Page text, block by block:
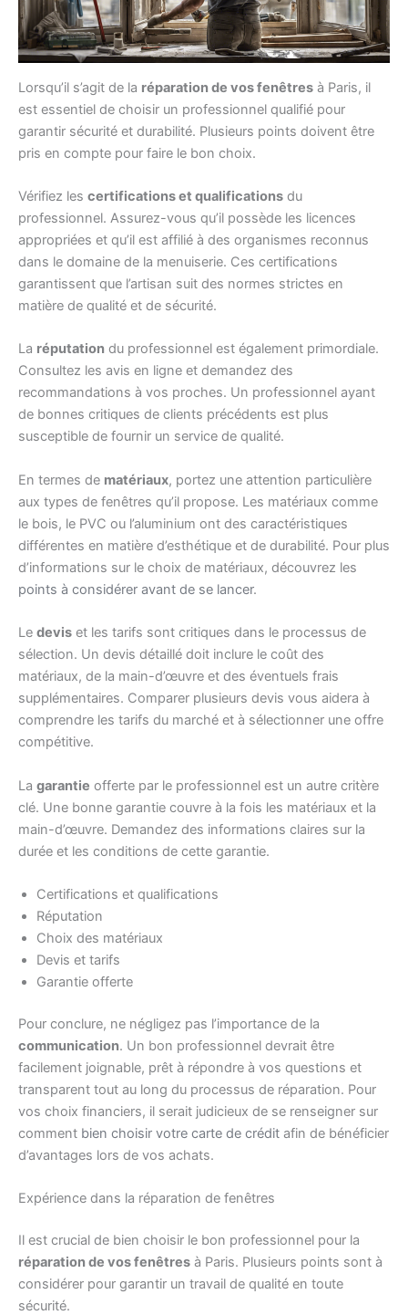
Lorsqu’il s’agit de la réparation de vos fenêtres à Paris, il
est essentiel de choisir un professionnel qualifié pour
garantir sécurité et durabilité. Plusieurs points doivent être
pris en compte pour faire le bon choix.
Vérifiez les certifications et qualifications du
professionnel. Assurez-vous qu’il possède les licences
appropriées et qu’il est affilié à des organismes reconnus
dans le domaine de la menuiserie. Ces certifications
garantissent que l’artisan suit des normes strictes en
matière de qualité et de sécurité.
La réputation du professionnel est également primordiale.
Consultez les avis en ligne et demandez des
recommandations à vos proches. Un professionnel ayant
de bonnes critiques de clients précédents est plus
susceptible de fournir un service de qualité.
En termes de matériaux, portez une attention particulière
aux types de fenêtres qu’il propose. Les matériaux comme
le bois, le PVC ou l’aluminium ont des caractéristiques
différentes en matière d’esthétique et de durabilité. Pour plus
d’informations sur le choix de matériaux, découvrez les
points à considérer avant de se lancer.
Le devis et les tarifs sont critiques dans le processus de
sélection. Un devis détaillé doit inclure le coût des
matériaux, de la main-d’œuvre et des éventuels frais
supplémentaires. Comparer plusieurs devis vous aidera à
comprendre les tarifs du marché et à sélectionner une offre
compétitive.
La garantie offerte par le professionnel est un autre critère
clé. Une bonne garantie couvre à la fois les matériaux et la
main-d’œuvre. Demandez des informations claires sur la
durée et les conditions de cette garantie.
Certifications et qualifications
Réputation
Choix des matériaux
Devis et tarifs
Garantie offerte
Pour conclure, ne négligez pas l’importance de la
communication. Un bon professionnel devrait être
facilement joignable, prêt à répondre à vos questions et
transparent tout au long du processus de réparation. Pour
vos choix financiers, il serait judicieux de se renseigner sur
comment bien choisir votre carte de crédit afin de bénéficier
d’avantages lors de vos achats.
Expérience dans la réparation de fenêtres
Il est crucial de bien choisir le bon professionnel pour la
réparation de vos fenêtres à Paris. Plusieurs points sont à
considérer pour garantir un travail de qualité en toute
sécurité.